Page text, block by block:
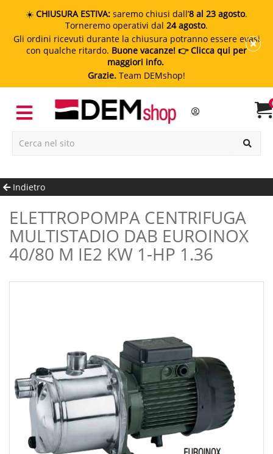
☀️ CHIUSURA ESTIVA: saremo chiusi dall’8 al 23 agosto.
Torneremo operativi dal 24 agosto.
Gli ordini ricevuti durante la chiusura potranno essere evasi
con qualche ritardo. Buone vacanze! 👉 Clicca qui per
maggiori info.
Grazie. Team DEMshop!
Indietro
ELETTROPOMPA CENTRIFUGA
MULTISTADIO DAB EUROINOX
40/80 M IE2 KW 1-HP 1.36